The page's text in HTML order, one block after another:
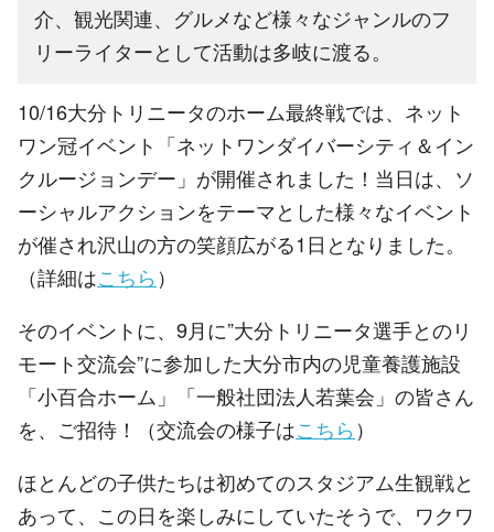
介、観光関連、グルメなど様々なジャンルのフ
リーライターとして活動は多岐に渡る。
10/16大分トリニータのホーム最終戦では、ネット
ワン冠イベント「ネットワンダイバーシティ＆イン
クルージョンデー」が開催されました！当日は、ソ
ーシャルアクションをテーマとした様々なイベント
が催され沢山の方の笑顔広がる1日となりました。
（詳細はこちら ）
そのイベントに、9月に”大分トリニータ選手とのリ
モート交流会”に参加した大分市内の児童養護施設
「小百合ホーム」「一般社団法人若葉会」の皆さん
を、ご招待！（交流会の様子はこちら ）
ほとんどの子供たちは初めてのスタジアム生観戦と
あって、この日を楽しみにしていたそうで、ワクワ